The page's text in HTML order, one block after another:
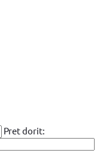
Pret dorit: